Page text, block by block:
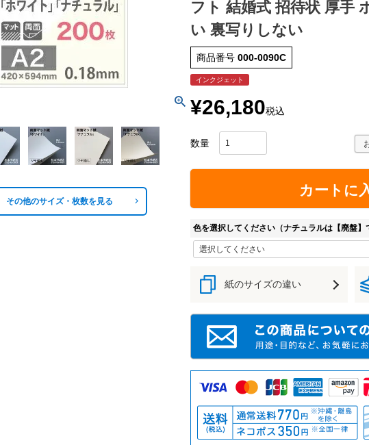
その他のサイズ・枚数を見る
フト 結婚式 招待状 厚手
い 裏写りしない
商品番号 000-0090C
インクジェット
¥26,180税込
カートに
色を選択してください（ナチュラルは【廃盤】
紙のサイズの違い